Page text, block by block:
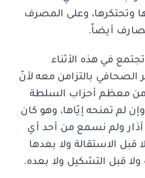
وتحتكرها، وعلى المصرف
أيضاً.
تجتمع في هذه الأثناء
الصحافي بالتزامن معه لأنّ
من معظم أحزاب السلطة
لم تمنحه إيّاها، وهو كان
عالماً بوجود استحقاق 9 آذار ولم نسمع من أحد أي
قبل الاستقالة ولا بعدها
ولا قبل التشكيل ولا بعده.